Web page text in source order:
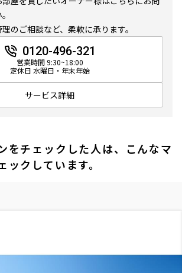
のご相談など、柔軟に承ります。
0120-496-321
営業時間 9:30~18:00
定休日 水曜日・年末年始
サービス詳細
をチェックした人は、こんなマ
ックしています。